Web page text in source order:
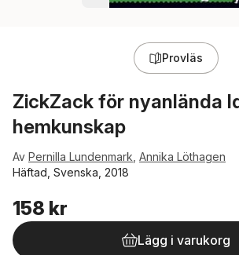
Provläs
ZickZack för nyanlända
hemkunskap
Av Pernilla Lundenmark Annika Löthagen
Häftad, Svenska, 2018
158 kr
Lägg i varukorg